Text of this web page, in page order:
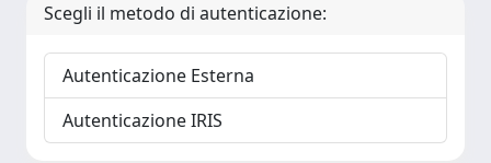
Scegli il metodo di autenticazione:
Autenticazione Esterna
Autenticazione IRIS